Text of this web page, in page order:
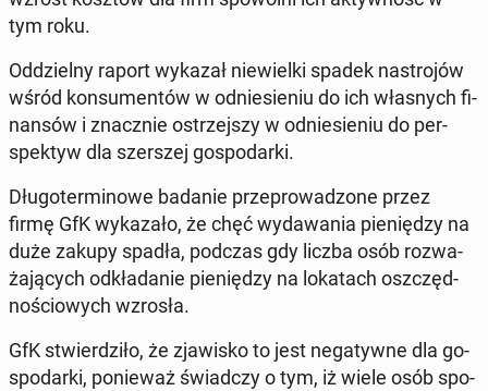
tym roku.
Od­dziel­ny raport wykazał nie­wiel­ki spadek na­stro­jów
wśród kon­su­men­tów w od­nie­sie­niu do ich wła­snych fi­
nan­sów i znacz­nie ostrzej­szy w od­nie­sie­niu do per­
spek­tyw dla szer­szej go­spo­dar­ki.
Dłu­go­ter­mi­no­we badanie prze­pro­wa­dzo­ne przez
firmę GfK wy­ka­za­ło, że chęć wy­da­wa­nia pie­nię­dzy na
duże zakupy spadła, podczas gdy liczba osób roz­wa­
ża­ją­cych od­kła­da­nie pie­nię­dzy na lo­ka­tach oszczęd­
no­ścio­wych wzrosła.
GfK stwier­dzi­ło, że zja­wi­sko to jest ne­ga­tyw­ne dla go­
spo­dar­ki, po­nie­waż świad­czy o tym, iż wiele osób spo­